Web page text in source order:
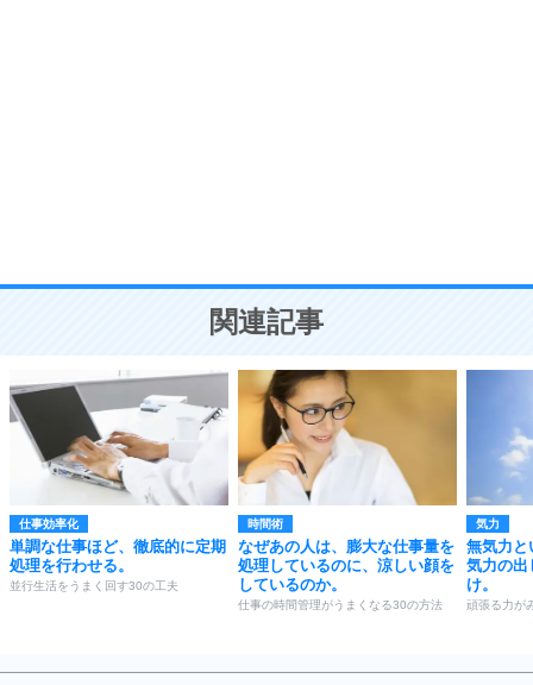
ことが大切。
関連記事
仕事効率化
単調な仕事ほど、徹底的に定期
処理を行わせる。
並行生活をうまく回す30の工夫
時間術
なぜあの人は、膨大な仕事量を
処理しているのに、涼しい顔を
しているのか。
仕事の時間管理がうまくなる30の方法
気力
無気力と
気力の出
け。
頑張る力が